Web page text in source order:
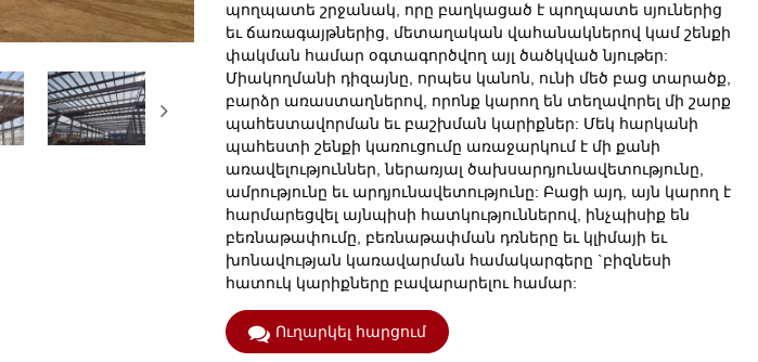
պողպատե շրջանակ, որը բաղկացած է պողպատե սյուներից
եւ ճառագայթներից, մետաղական վահանակներով կամ շենքի
փակման համար օգտագործվող այլ ծածկված նյութեր:
Միակողմանի դիզայնը, որպես կանոն, ունի մեծ բաց տարածք,
բարձր առաստաղներով, որոնք կարող են տեղավորել մի շարք
պահեստավորման եւ բաշխման կարիքներ: Մեկ հարկանի
պահեստի շենքի կառուցումը առաջարկում է մի քանի
առավելություններ, ներառյալ ծախսարդյունավետությունը,
ամրությունը եւ արդյունավետությունը: Բացի այդ, այն կարող է
հարմարեցվել այնպիսի հատկություններով, ինչպիսիք են
բեռնաթափումը, բեռնաթափման դռները եւ կլիմայի եւ
խոնավության կառավարման համակարգերը `բիզնեսի
հատուկ կարիքները բավարարելու համար:
Ուղարկել հարցում